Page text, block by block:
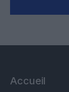
Accueil